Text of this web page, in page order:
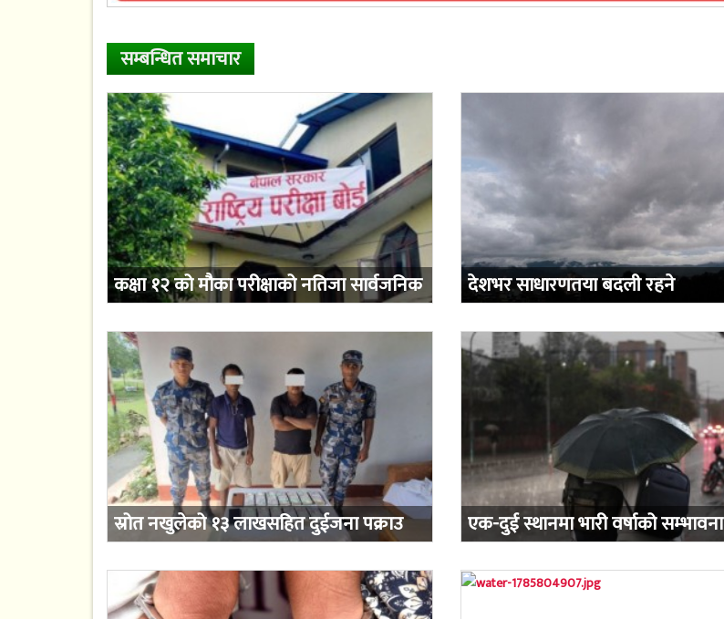
सम्बन्धित समाचार
कक्षा १२ को मौका परीक्षाको नतिजा सार्वजनिक देशभर साधारणतया बदली रहने
स्रोत नखुलेको १३ लाखसहित दुईजना पक्राउ एक-दुई स्थानमा भारी वर्षाको सम्भावना